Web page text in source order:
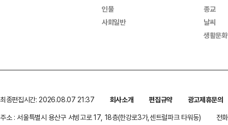
인물
사회일반
종교
날씨
생활문
최종편집시간: 2026.08.07 21:37 회사소개 편집규약
광고제휴문의
주소 : 서울특별시 용산구 서빙고로 17, 18층(한강로3가,센트럴파크 타워동)
전